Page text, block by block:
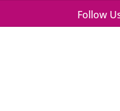
Follow